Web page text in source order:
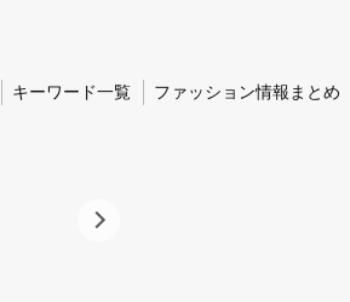
キーワード一覧 ファッション情報まとめ